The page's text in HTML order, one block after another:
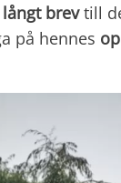
långt brevtill
på hennes